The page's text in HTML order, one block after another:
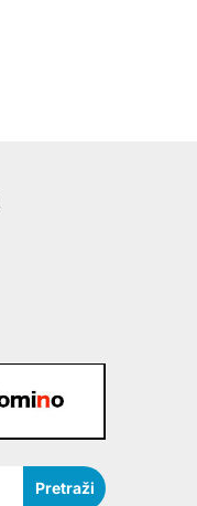
Pretraži